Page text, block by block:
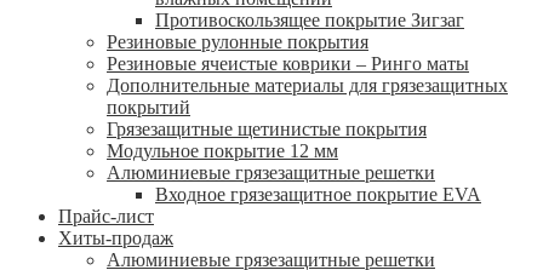
Противоскользящее покрытие Зигзаг
Резиновые рулонные покрытия
Резиновые ячеистые коврики – Ринго маты
Дополнительные материалы для грязезащитных
покрытий
Грязезащитные щетинистые покрытия
Модульное покрытие 12 мм
Алюминиевые грязезащитные решетки
Входное грязезащитное покрытие EVA
Прайс-лист
Хиты-продаж
Алюминиевые грязезащитные решетки